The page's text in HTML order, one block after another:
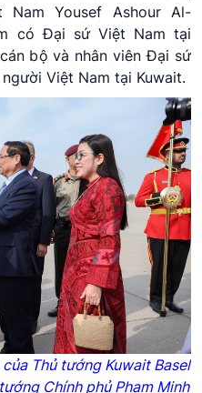
Yousef Ashour Al-
có Đại sứ Việt Nam tại
bộ và nhân viên Đại sứ
Việt Nam tại Kuwait.
Thủ tướng Kuwait Basel
Chính phủ Phạm Minh